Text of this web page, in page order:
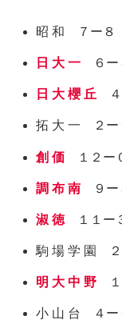
昭 和 ７ー
日 大 一 ６ー
日 大 櫻 丘 ４
拓 大 一 ２
創 価 １２ー
調 布 南 ９ー
淑 徳１１ー
駒 場 学 園
明 大 中 野 １
小 山 台 ４